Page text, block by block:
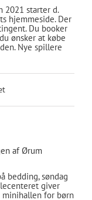
2021 starter d.
hjemmeside. Der
Du booker
ønsker at købe
Nye spillere
til
2021
til
18.
april
af Ørum
bedding, søndag
giver
minihallen for børn